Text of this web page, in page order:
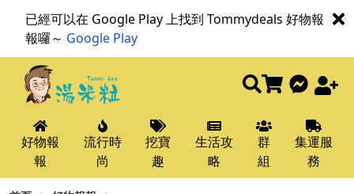
已經可以在 Google Play 上找到 Tommydeals 好物報
報囉～ Google Play
好物報
報
流行時
尚
挖寶
趣
生活攻
略
群
組
集運服
務